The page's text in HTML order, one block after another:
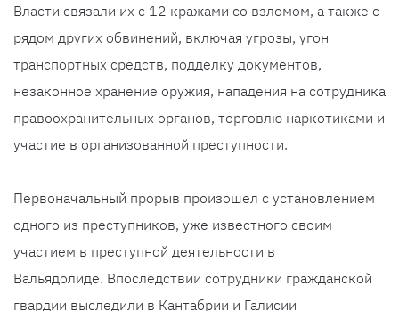
Власти связали их с 12 кражами со взломом, а также с
рядом других обвинений, включая угрозы, угон
транспортных средств, подделку документов,
незаконное хранение оружия, нападения на сотрудника
правоохранительных органов, торговлю наркотиками и
участие в организованной преступности.
Первоначальный прорыв произошел с установлением
одного из преступников, уже известного своим
участием в преступной деятельности в
Вальядолиде. Впоследствии сотрудники гражданской
гвардии выследили в Кантабрии и Галисии